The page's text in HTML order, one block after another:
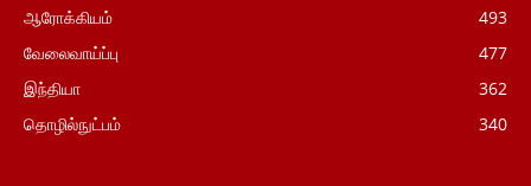
ஆரோக்கியம்
493
வேலைவாய்ப்பு
477
இந்தியா
362
தொழில்நுட்பம்
340